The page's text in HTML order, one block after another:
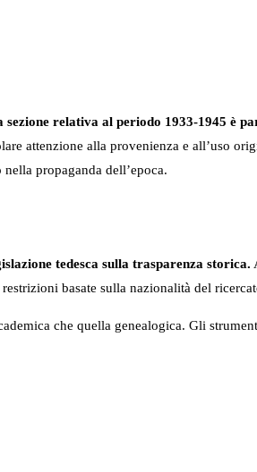
relativa al periodo 1933-1945 è
attenzione alla provenienza e all’uso
propaganda dell’epoca.
tedesca sulla trasparenza storica.
basate sulla nazionalità del
che quella genealogica. Gli